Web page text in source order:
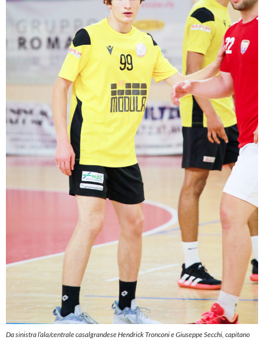
Da sinistra l’ala/centrale casalgrandese Hendrick Tronconi e Giuseppe Secchi, capitano